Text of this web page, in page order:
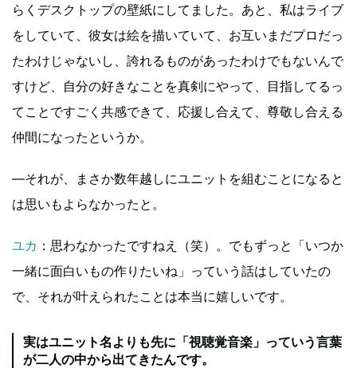
らくデスクトップの壁紙にしてました。あと、私はライブ
をしていて、彼女は絵を描いていて、お互いまだプロだっ
たわけじゃないし、誇れるものがあったわけでもないんで
すけど、自分の好きなことを真剣にやって、目指してるっ
てことですごく共感できて、応援し合えて、尊敬し合える
仲間になったというか。
―それが、まさか数年越しにユニットを組むことになると
は思いもよらなかったと。
ユカ ：思わなかったですねえ（笑）。でもずっと「いつか
一緒に面白いもの作りたいね」っていう話はしていたの
で、それが叶えられたことは本当に嬉しいです。
実はユニット名よりも先に「視聴覚音楽」っていう言葉
が二人の中から出てきたんです。